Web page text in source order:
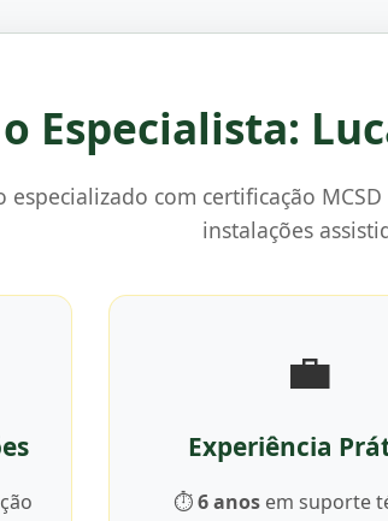
o Especialista:
especializado com certificação
instalações
💼
Experiência
⏱️6 anos em suporte